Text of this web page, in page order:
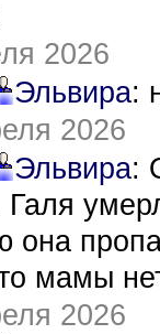
2026
Эльвира:
2026
Эльвира:
Галя
она
мамы
2026